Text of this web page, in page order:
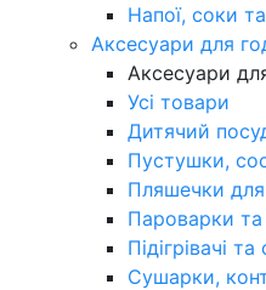
Напої, соки
Аксесуари для
Аксесуари
Усі товари
Дитячий
Пустушки,
Пляшечки
Пароварки
Підігрівачі
Сушарки,